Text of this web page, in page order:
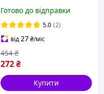
172719S
Готово до відправки
5.0 (2)
від27₴/міс
272₴
454 ₴
Купити